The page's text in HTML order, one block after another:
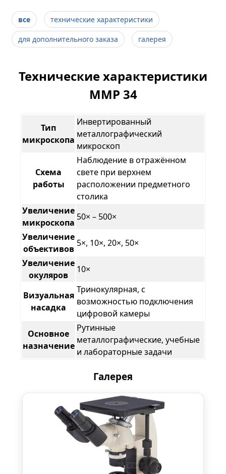
все технические характеристики
для дополнительного заказа галерея
Технические характеристики
ММР 34
Тип
микроскопа
Инвертированный
металлографический
микроскоп
Схема
работы
Наблюдение в отражённом
свете при верхнем
расположении предметного
столика
Увеличение
микроскопа
50× – 500×
Увеличение
объективов
5×, 10×, 20×, 50×
Увеличение
окуляров
10×
Визуальная
насадка
Тринокулярная, с
возможностью подключения
цифровой камеры
Основное
назначение
Рутинные
металлографические, учебные
и лабораторные задачи
Галерея